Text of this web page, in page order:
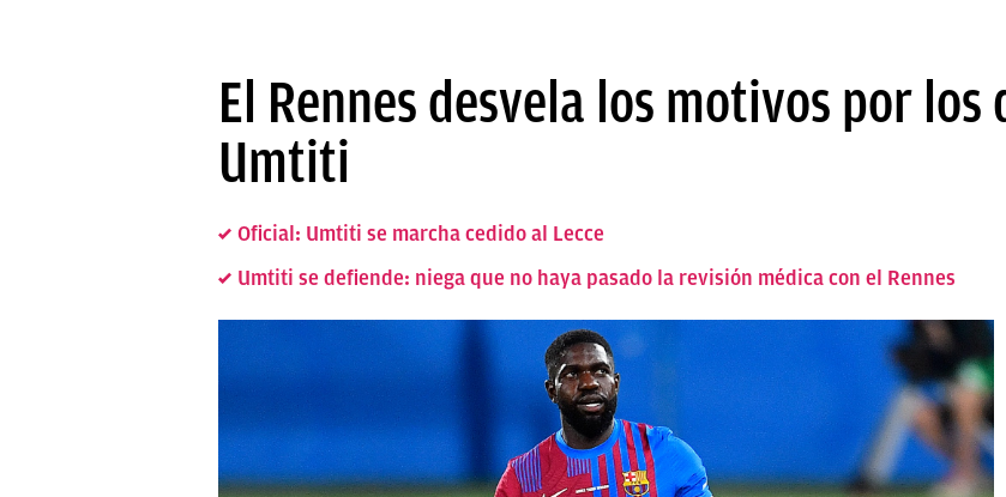
El Rennes desvela los motivos por
Umtiti
Oficial: Umtiti se marcha cedido al Lecce
Umtiti se defiende: niega que no haya pasado la revisión médica con el Rennes